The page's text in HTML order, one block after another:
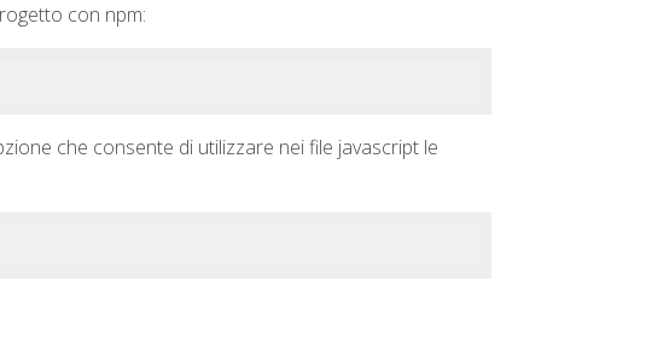
con npm:
che consente di utilizzare nei file javascript le